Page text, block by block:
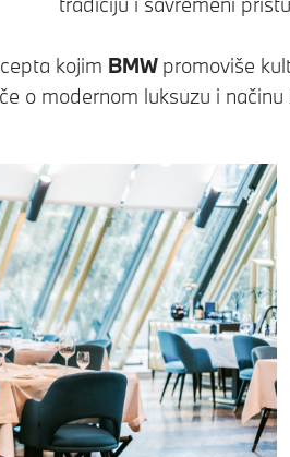
kojim BMW promoviše
o modernom luksuzu i